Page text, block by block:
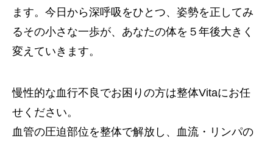
ます。今日から深呼吸をひとつ、姿勢を正してみ
るその小さな一歩が、あなたの体を５年後大きく
変えていきます。
慢性的な血行不良でお困りの方は整体Vitaにお任
せください。
血管の圧迫部位を整体で解放し、血流・リンパの